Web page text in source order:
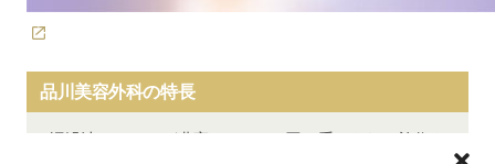
品川美容外科の特長
埋没法のコースが豊富で、22,000円～受けられる施術も